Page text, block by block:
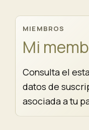
MIEMBROS
Mi
Consulta el
datos de
asociada a tu